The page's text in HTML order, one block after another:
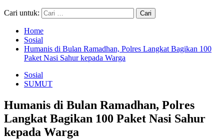
Cari untuk:
Home
Sosial
Humanis di Bulan Ramadhan, Polres Langkat Bagikan 100
Paket Nasi Sahur kepada Warga
Sosial
SUMUT
Humanis di Bulan Ramadhan, Polres
Langkat Bagikan 100 Paket Nasi Sahur
kepada Warga